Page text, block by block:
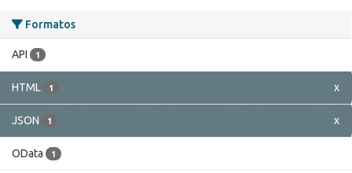
Formatos
API 1
HTML 1 x
JSON 1 x
OData 1